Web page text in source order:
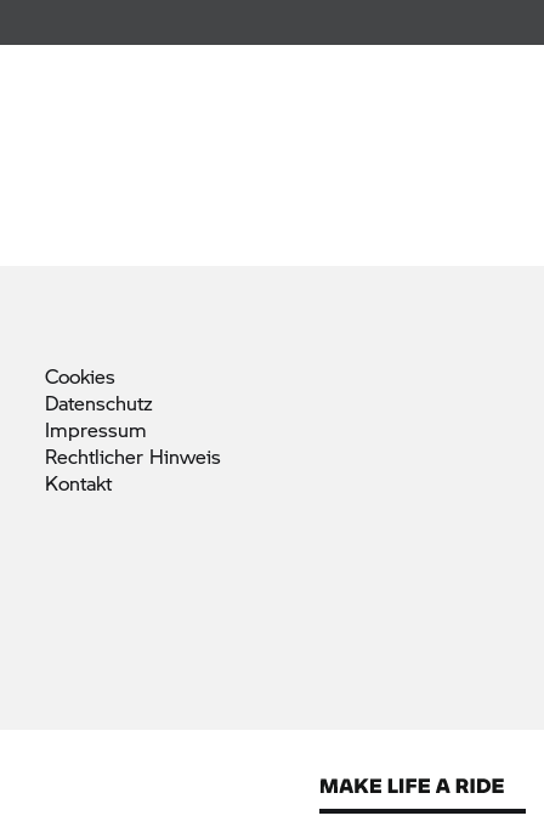
Cookies
Datenschutz
Impressum
Rechtlicher Hinweis
Kontakt